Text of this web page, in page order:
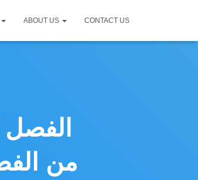
ABOUT US CONTACT US
من